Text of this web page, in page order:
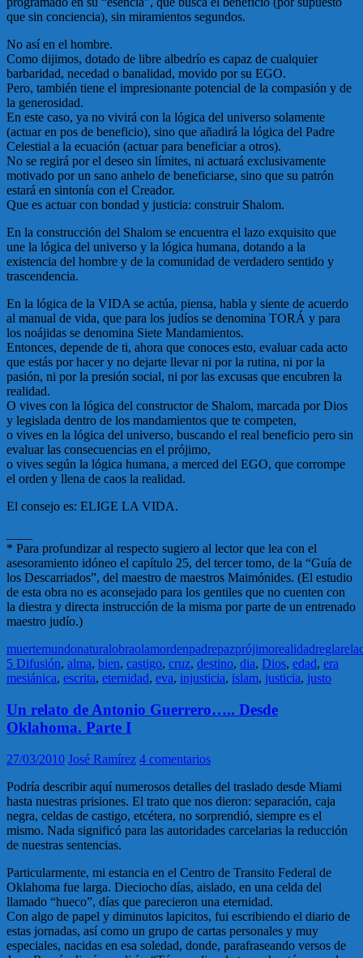
que sin conciencia), sin miramientos segundos.
No así en el hombre.
Como dijimos, dotado de libre albedrío es capaz de cualquier
barbaridad, necedad o banalidad, movido por su EGO.
Pero, también tiene el impresionante potencial de la compasión y de
la generosidad.
En este caso, ya no vivirá con la lógica del universo solamente
(actuar en pos de beneficio), sino que añadirá la lógica del Padre
Celestial a la ecuación (actuar para beneficiar a otros).
No se regirá por el deseo sin límites, ni actuará exclusivamente
motivado por un sano anhelo de beneficiarse, sino que su patrón
estará en sintonía con el Creador.
Que es actuar con bondad y justicia: construir Shalom.
En la construcción del Shalom se encuentra el lazo exquisito que
une la lógica del universo y la lógica humana, dotando a la
existencia del hombre y de la comunidad de verdadero sentido y
trascendencia.
En la lógica de la VIDA se actúa, piensa, habla y siente de acuerdo
al manual de vida, que para los judíos se denomina TORÁ y para
los noájidas se denomina Siete Mandamientos.
Entonces, depende de ti, ahora que conoces esto, evaluar cada acto
que estás por hacer y no dejarte llevar ni por la rutina, ni por la
pasión, ni por la presión social, ni por las excusas que encubren la
realidad.
O vives con la lógica del constructor de Shalom, marcada por Dios
y legislada dentro de los mandamientos que te competen,
o vives en la lógica del universo, buscando el real beneficio pero sin
evaluar las consecuencias en el prójimo,
o vives según la lógica humana, a merced del EGO, que corrompe
el orden y llena de caos la realidad.
El consejo es: ELIGE LA VIDA.
* Para profundizar al respecto sugiero al lector que lea con el
asesoramiento idóneo el capítulo 25, del tercer tomo, de la “Guía de
los Descarriados”, del maestro de maestros Maimónides. (El estudio
de esta obra no es aconsejado para los gentiles que no cuenten con
la diestra y directa instrucción de la misma por parte de un entrenado
maestro judío.)
muertemundonaturalobraolamordenpadrepazprójimorealidadregla
5 Difusión, alma, bien, castigo, cruz, destino, dia, Dios, edad, era
mesiánica, escrita, eternidad, eva, injusticia, islam, justicia, justo
Un relato de Antonio Guerrero….. Desde
Oklahoma. Parte I
27/03/2010 José Ramírez 4 comentarios
Podría describir aquí numerosos detalles del traslado desde Miami
hasta nuestras prisiones. El trato que nos dieron: separación, caja
negra, celdas de castigo, etcétera, no sorprendió, siempre es el
mismo. Nada significó para las autoridades carcelarias la reducción
de nuestras sentencias.
Particularmente, mi estancia en el Centro de Transito Federal de
Oklahoma fue larga. Dieciocho días, aislado, en una celda del
llamado “hueco”, días que parecieron una eternidad.
Con algo de papel y diminutos lapicitos, fui escribiendo el diario de
estas jornadas, así como un grupo de cartas personales y muy
especiales, nacidas en esa soledad, donde, parafraseando versos de